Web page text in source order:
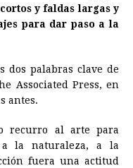
y faldas largas y
para dar paso a la
dos palabras clave de
Associated Press, en
antes.
recurro al arte para
a la naturaleza, a la
fuera una actitud